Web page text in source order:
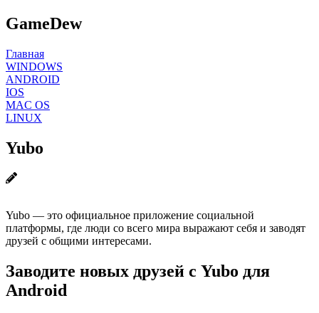
GameDew
Главная
WINDOWS
ANDROID
IOS
MAC OS
LINUX
Yubo
Yubo — это официальное приложение социальной
платформы, где люди со всего мира выражают себя и заводят
друзей с общими интересами.
Заводите новых друзей с Yubo для
Android